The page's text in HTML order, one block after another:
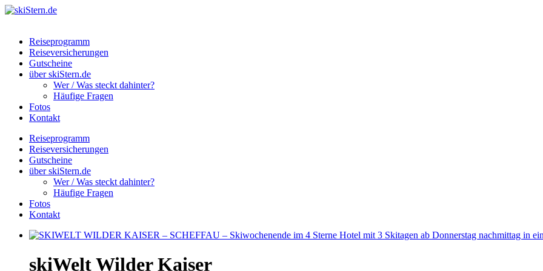
Reiseprogramm
Reiseversicherungen
Gutscheine
über skiStern.de
Wer / Was steckt dahinter?
Häufige Fragen
Fotos
Kontakt
Reiseprogramm
Reiseversicherungen
Gutscheine
über skiStern.de
Wer / Was steckt dahinter?
Häufige Fragen
Fotos
Kontakt
skiWelt Wilder Kaiser